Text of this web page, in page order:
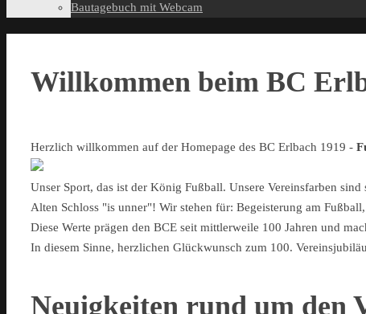
Bautagebuch mit Webcam
Willkommen beim BC
Herzlich willkommen auf der Homepage des BC Erlbach 1919 -
Unser Sport, das ist der König Fußball. Unsere Vereinsfarben
Alten Schloss "is unner"! Wir stehen für: Begeisterung am
Diese Werte prägen den BCE seit mittlerweile 100 Jahren und
In diesem Sinne, herzlichen Glückwunsch zum 100.
Neuigkeiten rund um den